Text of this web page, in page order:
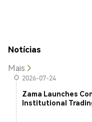
Notícias
Mais
2026-07-24
Zama Launches
Institutional